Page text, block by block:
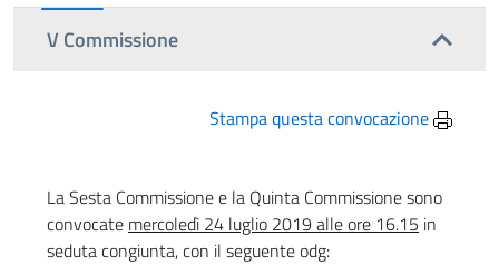
V Commissione
Stampa questa convocazione
La Sesta Commissione e la Quinta Commissione sono
convocate mercoledì 24 luglio 2019 alle ore 16.15 in
seduta congiunta, con il seguente odg: